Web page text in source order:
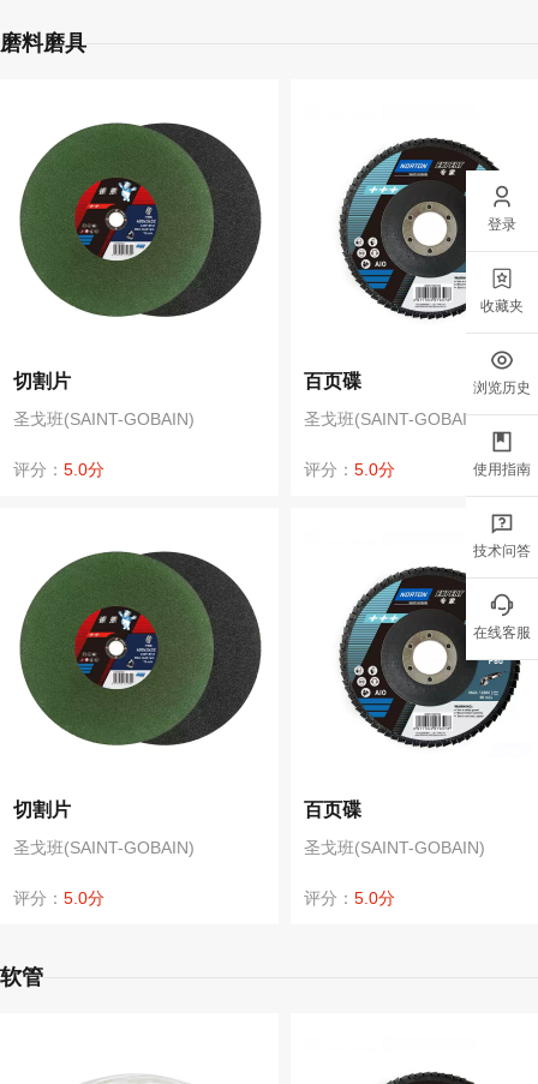
登录
收藏夹
浏览历史
使用指南
技术问答
在线客服
磨料磨具
切割片
圣戈班(SAINT-GOBAIN)
评分： 5.0分
百页碟
圣戈班(SAINT-GOBAIN)
评分： 5.0分
切割片
圣戈班(SAINT-GOBAIN)
评分： 5.0分
百页碟
圣戈班(SAINT-GOBAIN)
评分： 5.0分
软管